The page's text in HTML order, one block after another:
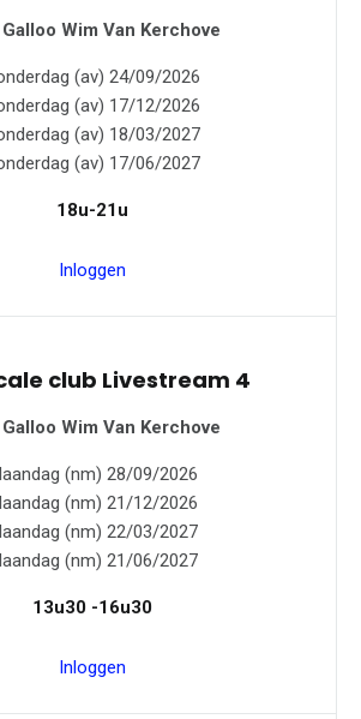
Wim Van Kerchove
(av) 24/09/2026
(av) 17/12/2026
(av) 18/03/2027
(av) 17/06/2027
18u-21u
Inloggen
club Livestream 4
Wim Van Kerchove
(nm) 28/09/2026
(nm) 21/12/2026
(nm) 22/03/2027
(nm) 21/06/2027
13u30 -16u30
Inloggen